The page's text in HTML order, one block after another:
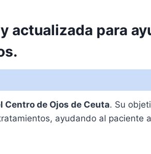
actualizada para
de Ojos de Ceuta. Su
ayudando al paciente